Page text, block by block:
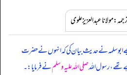
عبدالعزیز علوی
ابوسلمہ نے حدیث بیان کی کہ انہوں نے حضرت
تھے، رسول اللہصلی اللہ علیہ وسلمنے فرمایا:۔